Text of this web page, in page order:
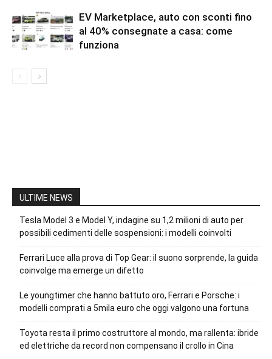
EV Marketplace, auto con sconti fino
al 40% consegnate a casa: come
funziona
ULTIME NEWS
Tesla Model 3 e Model Y, indagine su 1,2 milioni di auto per
possibili cedimenti delle sospensioni: i modelli coinvolti
Ferrari Luce alla prova di Top Gear: il suono sorprende, la guida
coinvolge ma emerge un difetto
Le youngtimer che hanno battuto oro, Ferrari e Porsche: i
modelli comprati a 5mila euro che oggi valgono una fortuna
Toyota resta il primo costruttore al mondo, ma rallenta: ibride
ed elettriche da record non compensano il crollo in Cina